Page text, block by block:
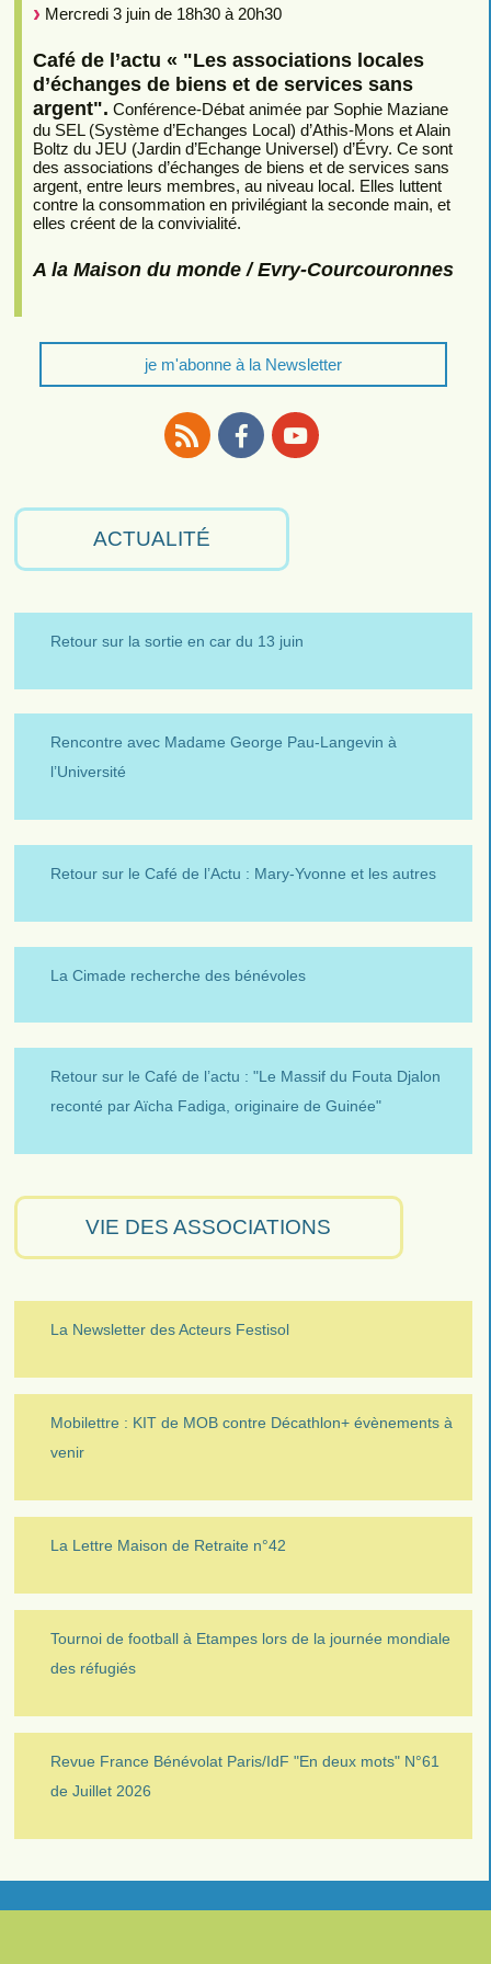
Mercredi 3 juin de 18h30 à 20h30
Café de l’actu « "Les associations locales
d’échanges de biens et de services sans
argent". Conférence-Débat animée par Sophie Maziane
du SEL (Système d’Echanges Local) d’Athis-Mons et Alain
Boltz du JEU (Jardin d’Echange Universel) d’Évry. Ce sont
des associations d’échanges de biens et de services sans
argent, entre leurs membres, au niveau local. Elles luttent
contre la consommation en privilégiant la seconde main, et
elles créent de la convivialité.
A la Maison du monde / Evry-Courcouronnes
je m'abonne à la Newsletter
ACTUALITÉ
Retour sur la sortie en car du 13 juin
Rencontre avec Madame George Pau-Langevin à
l’Université
Retour sur le Café de l’Actu : Mary-Yvonne et les autres
La Cimade recherche des bénévoles
Retour sur le Café de l’actu : "Le Massif du Fouta Djalon
reconté par Aïcha Fadiga, originaire de Guinée"
VIE DES ASSOCIATIONS
La Newsletter des Acteurs Festisol
Mobilettre : KIT de MOB contre Décathlon+ évènements à
venir
La Lettre Maison de Retraite n°42
Tournoi de football à Etampes lors de la journée mondiale
des réfugiés
Revue France Bénévolat Paris/IdF "En deux mots" N°61
de Juillet 2026